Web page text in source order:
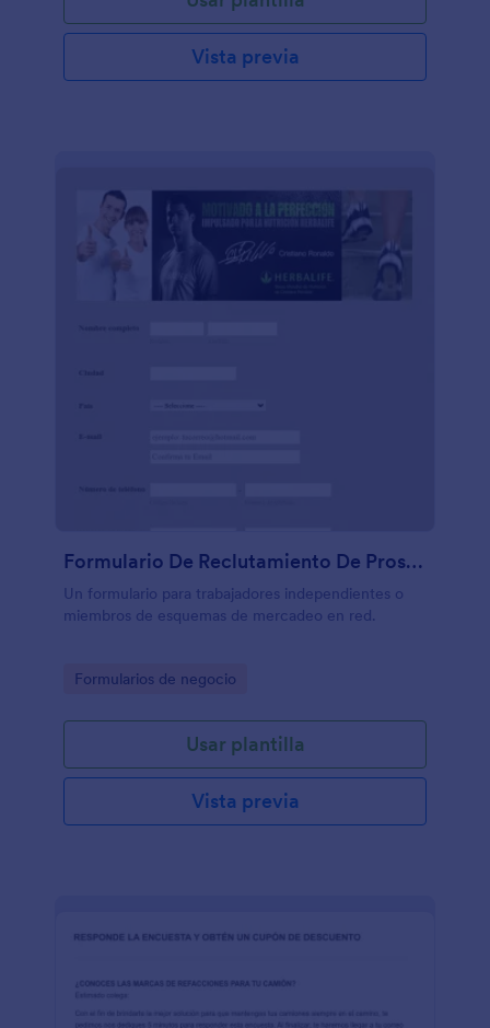
Vista previa
Formulario De Reclutamiento De Prospectos
Un formulario para trabajadores independientes o
miembros de esquemas de mercadeo en red.
Go to Category:
Formularios de negocio
Usar plantilla
Vista previa